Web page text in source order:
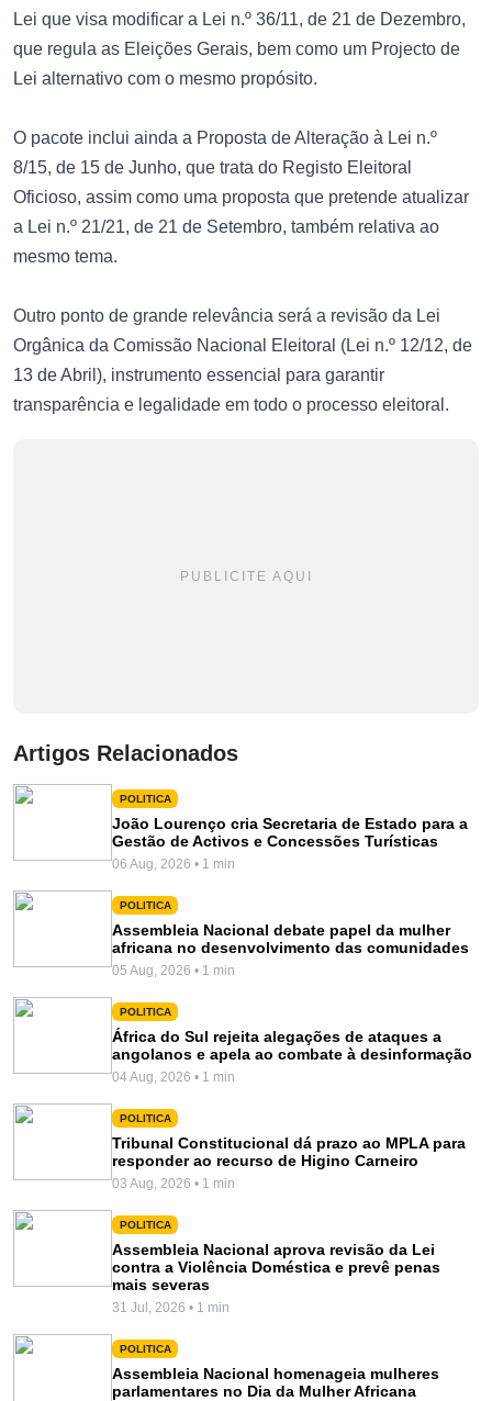
Lei que visa modificar a Lei n.º 36/11, de 21 de Dezembro,
que regula as Eleições Gerais, bem como um Projecto de
Lei alternativo com o mesmo propósito.
O pacote inclui ainda a Proposta de Alteração à Lei n.º
8/15, de 15 de Junho, que trata do Registo Eleitoral
Oficioso, assim como uma proposta que pretende atualizar
a Lei n.º 21/21, de 21 de Setembro, também relativa ao
mesmo tema.
Outro ponto de grande relevância será a revisão da Lei
Orgânica da Comissão Nacional Eleitoral (Lei n.º 12/12, de
13 de Abril), instrumento essencial para garantir
transparência e legalidade em todo o processo eleitoral.
PUBLICITE AQUI
Artigos Relacionados
POLITICA
João Lourenço cria Secretaria de Estado para a
Gestão de Activos e Concessões Turísticas
06 Aug, 2026 • 1 min
POLITICA
Assembleia Nacional debate papel da mulher
africana no desenvolvimento das comunidades
05 Aug, 2026 • 1 min
POLITICA
África do Sul rejeita alegações de ataques a
angolanos e apela ao combate à desinformação
04 Aug, 2026 • 1 min
POLITICA
Tribunal Constitucional dá prazo ao MPLA para
responder ao recurso de Higino Carneiro
03 Aug, 2026 • 1 min
POLITICA
Assembleia Nacional aprova revisão da Lei
contra a Violência Doméstica e prevê penas
mais severas
31 Jul, 2026 • 1 min
POLITICA
Assembleia Nacional homenageia mulheres
parlamentares no Dia da Mulher Africana